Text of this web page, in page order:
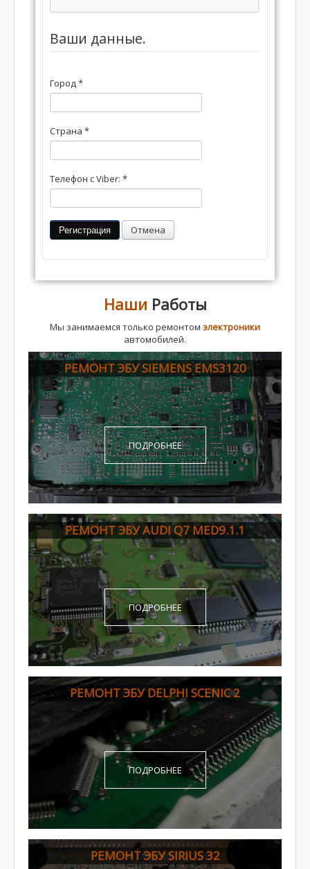
Ваши данные.
Город*
Страна *
Телефон c Viber: *
Регистрация Отмена
Наши Работы
Мы занимаемся только ремонтом электроники
автомобилей.
РЕМОНТ ЭБУ SIEMENS EMS3120
ПОДРОБНЕЕ
РЕМОНТ ЭБУ AUDI Q7 MED9.1.1
ПОДРОБНЕЕ
РЕМОНТ ЭБУ DELPHI SCENIC 2
ПОДРОБНЕЕ
РЕМОНТ ЭБУ SIRIUS 32